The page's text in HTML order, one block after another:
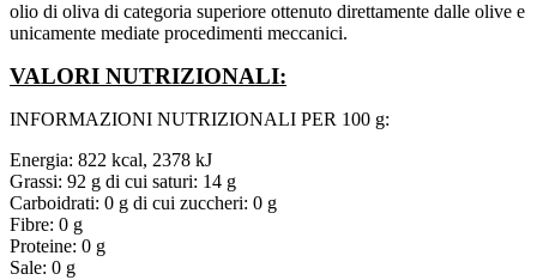
olio di oliva di categoria superiore ottenuto direttamente dalle olive e
unicamente mediate procedimenti meccanici.
VALORI NUTRIZIONALI:
INFORMAZIONI NUTRIZIONALI PER 100 g:
Energia: 822 kcal, 2378 kJ
Grassi: 92 g di cui saturi: 14 g
Carboidrati: 0 g di cui zuccheri: 0 g
Fibre: 0 g
Proteine: 0 g
Sale: 0 g